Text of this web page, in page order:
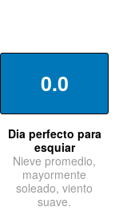
0.0
Dia perfecto para
esquiar
Nieve promedio,
mayormente
soleado, viento
suave.